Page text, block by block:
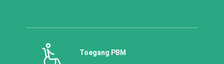
Toegang PBM